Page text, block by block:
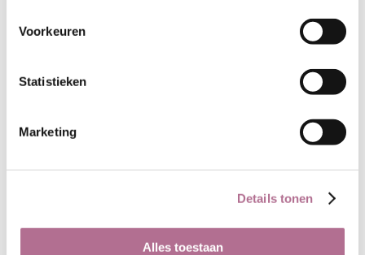
Voorkeuren
Statistieken
Marketing
Details tonen
Alles toestaan